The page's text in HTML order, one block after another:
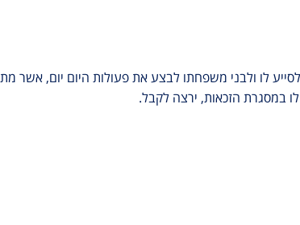
לו ולבני משפחתו לבצע את פעולות היום יום, אשר
במסגרת הזכאות, ירצה לקבל.